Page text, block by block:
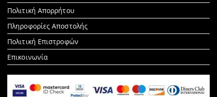
Πολιτική Απορρήτου
Πληροφορίες Αποστολής
Πολιτική Επιστροφών
Επικοινωνία